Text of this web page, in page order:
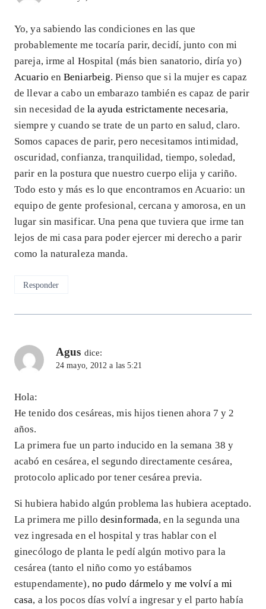
Yo, ya sabiendo las condiciones en las que
probablemente me tocaría parir, decidí, junto con mi
pareja, irme al Hospital (más bien sanatorio, diría yo)
Acuario enBeniarbeig. Pienso que si la mujer es capaz
de llevar a cabo un embarazo también es capaz de parir
sin necesidad de la ayuda estrictamente necesaria,
siempre y cuando se trate de un parto en salud, claro.
Somos capaces de parir, pero necesitamos intimidad,
oscuridad, confianza, tranquilidad, tiempo, soledad,
parir en la postura que nuestro cuerpo elija y cariño.
Todo esto y más es lo que encontramos en Acuario: un
equipo de gente profesional, cercana y amorosa, en un
lugar sin masificar. Una pena que tuviera que irme tan
lejos de mi casa para poder ejercer mi derecho a parir
como la naturaleza manda.
Responder
Agus dice:
24 mayo, 2012 a las 5:21
Hola:
He tenido dos cesáreas, mis hijos tienen ahora 7 y 2
años.
La primera fue un parto inducido en la semana 38 y
acabó en cesárea, el segundo directamente cesárea,
protocolo aplicado por tener cesárea previa.
Si hubiera habido algún problema las hubiera aceptado.
La primera me pillodesinformada, en la segunda una
vez ingresada en el hospital y tras hablar con el
ginecólogo de planta le pedí algún motivo para la
cesárea (tanto el niño como yo estábamos
estupendamente), no pudo dármelo y me volví a mi
casa, a los pocos días volví a ingresar y el parto había